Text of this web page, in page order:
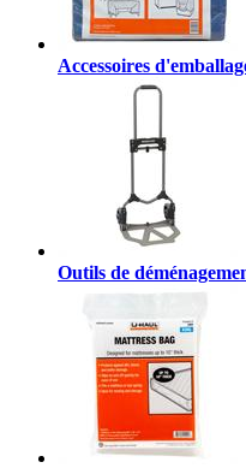
Accessoires
Outils de